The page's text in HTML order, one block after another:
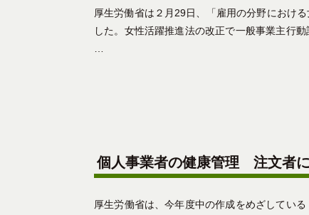
厚生労働省は２月29日、「雇用の分野におけ
した。女性活躍推進法の改正で一般事業主行
個人事業者の健康管理 注文者
厚生労働省は、今年度中の作成をめざしてい